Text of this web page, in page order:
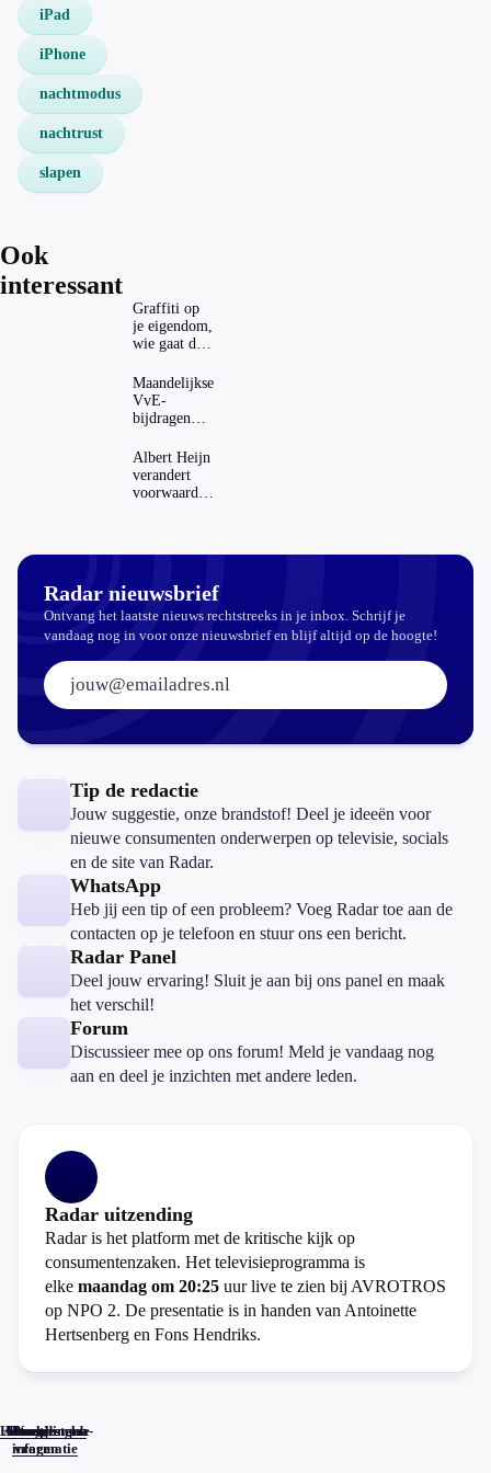
iPad
iPhone
nachtmodus
nachtrust
slapen
Ook
interessant
Graffiti op
je eigendom,
wie gaat dat
Maandelijkse
VvE-
bijdragen
dat invloed
op je
hypotheek?
Albert Heijn
verandert
voorwaarden
Radar nieuwsbrief
Ontvang het laatste nieuws rechtstreeks in je inbox. Schrijf je
vandaag nog in voor onze nieuwsbrief en blijf altijd op de hoogte!
E-mailadres:
Tip de redactie
Jouw suggestie, onze brandstof! Deel je ideeën voor
nieuwe consumenten onderwerpen op televisie, socials
en de site van Radar.
WhatsApp
Heb jij een tip of een probleem? Voeg Radar toe aan de
contacten op je telefoon en stuur ons een bericht.
Radar Panel
Deel jouw ervaring! Sluit je aan bij ons panel en maak
het verschil!
Forum
Discussieer mee op ons forum! Meld je vandaag nog
aan en deel je inzichten met andere leden.
Radar uitzending
Radar is het platform met de kritische kijk op
consumentenzaken. Het televisieprogramma is
elke maandag om 20:25 uur live te zien bij AVROTROS
op NPO 2. De presentatie is in handen van Antoinette
Hertsenberg en Fons Hendriks.
Home
Actueel
Uitzendingen
Reacties
Programma-
informatie
Veelgestelde
vragen